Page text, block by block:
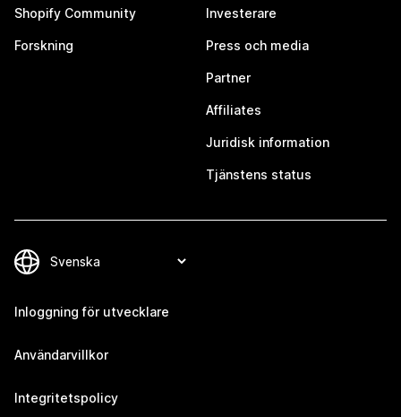
Shopify Community
Forskning
Investerare
Press och media
Partner
Affiliates
Juridisk information
Tjänstens status
Inloggning för utvecklare
Användarvillkor
Integritetspolicy